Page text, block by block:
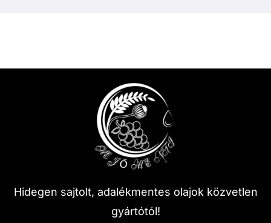
Hidegen sajtolt, adalékmentes olajok közvetlen
gyártótól!